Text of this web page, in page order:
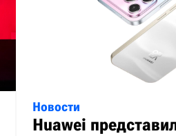
Новости
Huawei